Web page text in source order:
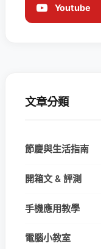
Youtube
文章分類
節慶與生活指南
開箱文 & 評測
手機應用教學
電腦小教室